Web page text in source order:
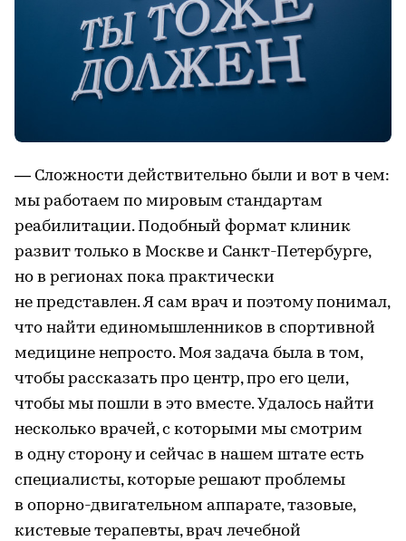
— Сложности действительно были и вот в чем:
мы работаем по мировым стандартам
реабилитации. Подобный формат клиник
развит только в Москве и Санкт-Петербурге,
но в регионах пока практически
не представлен. Я сам врач и поэтому понимал,
что найти единомышленников в спортивной
медицине непросто. Моя задача была в том,
чтобы рассказать про центр, про его цели,
чтобы мы пошли в это вместе. Удалось найти
несколько врачей, с которыми мы смотрим
в одну сторону и сейчас в нашем штате есть
специалисты, которые решают проблемы
в опорно-двигательном аппарате, тазовые,
кистевые терапевты, врач лечебной